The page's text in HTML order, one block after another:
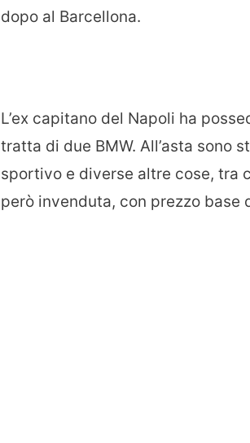
dopo al Barcellona.
L’ex capitano del Napoli ha
tratta di due BMW. All’asta sono
sportivo e diverse altre cose, tra
però invenduta, con prezzo base